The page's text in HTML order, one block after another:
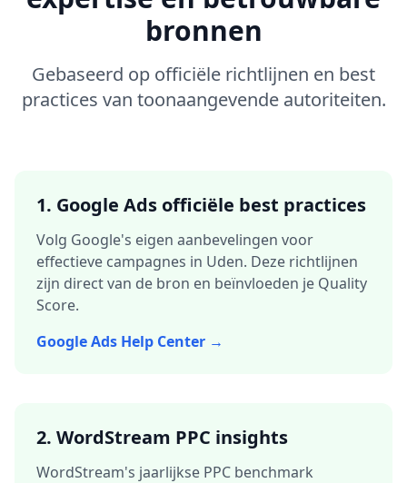
bronnen
Gebaseerd op officiële richtlijnen en best
practices van toonaangevende autoriteiten.
1. Google Ads officiële best practices
Volg Google's eigen aanbevelingen voor
effectieve campagnes in Uden. Deze richtlijnen
zijn direct van de bron en beïnvloeden je Quality
Score.
Google Ads Help Center →
2. WordStream PPC insights
WordStream's jaarlijkse PPC benchmark